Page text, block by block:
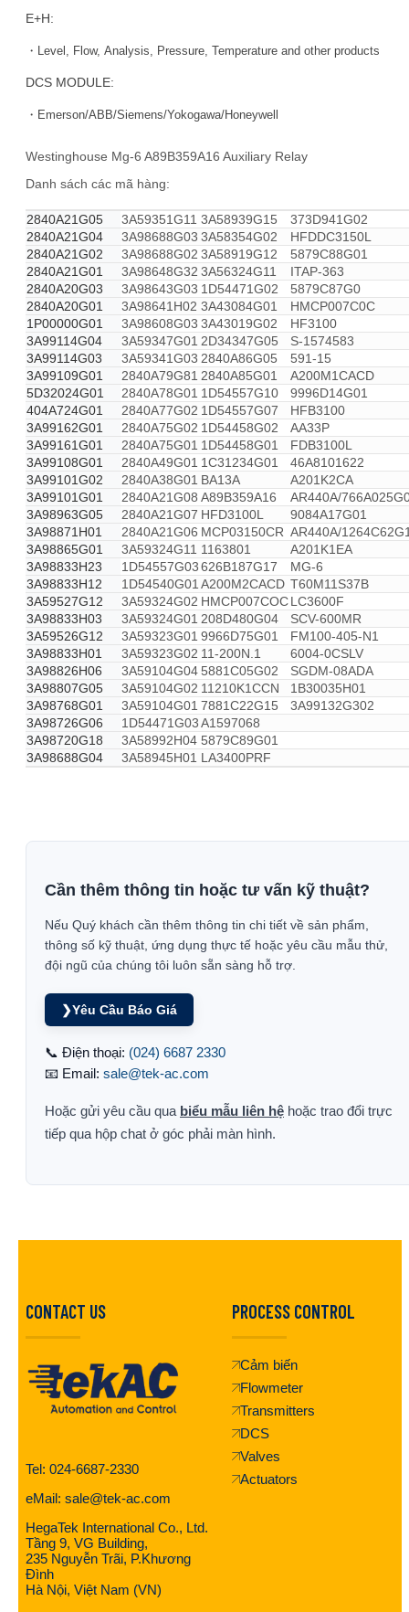
E+H:
・Level, Flow, Analysis, Pressure, Temperature and other products
DCS MODULE:
・Emerson/ABB/Siemens/Yokogawa/Honeywell
Westinghouse Mg-6 A89B359A16 Auxiliary Relay
Danh sách các mã hàng:
2840A21G05 3A59351G11 3A58939G15
373D941G02
2840A21G04
3A98688G03 3A58354G02
HFDDC3150L
2840A21G02
3A98688G02 3A58919G12
5879C88G01
2840A21G01
3A98648G32 3A56324G11
ITAP-363
2840A20G03
3A98643G03 1D54471G02
5879C87G0
2840A20G01
3A98641H02 3A43084G01
HMCP007C0C
1P00000G01
3A98608G03 3A43019G02
HF3100
3A99114G04
3A59347G01 2D34347G05
S-1574583
3A99114G03
3A59341G03 2840A86G05
591-15
3A99109G01
2840A79G81 2840A85G01
A200M1CACD
5D32024G01
2840A78G01 1D54557G10
9996D14G01
404A724G01
2840A77G02 1D54557G07
HFB3100
3A99162G01
2840A75G02 1D54458G02
AA33P
3A99161G01
2840A75G01 1D54458G01
FDB3100L
3A99108G01
2840A49G01 1C31234G01
46A8101622
3A99101G02
2840A38G01 BA13A
A201K2CA
3A99101G01
2840A21G08 A89B359A16
AR440A/
3A98963G05
2840A21G07 HFD3100L
9084A17G01
3A98871H01
2840A21G06 MCP03150CR AR440A/
3A98865G01
3A59324G11 1163801
A201K1EA
3A98833H23
1D54557G03626B187G17
MG-6
3A98833H12
1D54540G01 A200M2CACD T60M11S37B
3A59527G12
3A59324G02 HMCP007COCLC3600F
3A98833H03
3A59324G01 208D480G04
SCV-600MR
3A59526G12
3A59323G01 9966D75G01
FM100-405-N1
3A98833H01
3A59323G02 11-200N.1
6004-0CSLV
3A98826H06
3A59104G04 5881C05G02
SGDM-08ADA
3A98807G05
3A59104G02 11210K1CCN
1B30035H01
3A98768G01
3A59104G01 7881C22G15
3A99132G302
3A98726G06
1D54471G03A1597068
3A98720G18
3A58992H04 5879C89G01
3A98688G04
3A58945H01 LA3400PRF
Cần thêm thông tin hoặc tư vấn kỹ thuật?
Nếu Quý khách cần thêm thông tin chi tiết về sản phẩm,
thông số kỹ thuật, ứng dụng thực tế hoặc yêu cầu mẫu thử,
đội ngũ của chúng tôi luôn sẵn sàng hỗ trợ.
❯Yêu Cầu Báo Giá
📞 Điện thoại: (024) 6687 2330
📧 Email: sale@tek-ac.com
Hoặc gửi yêu cầu qua biểu mẫu liên hệ hoặc trao đổi trực
tiếp qua hộp chat ở góc phải màn hình.
CONTACT US
Tel: 024-6687-2330
eMail: sale@tek-ac.com
HegaTek International Co., Ltd.
Tầng 9, VG Building,
235 Nguyễn Trãi, P.Khương
Đình
Hà Nội, Việt Nam (VN)
PROCESS CONTROL
Cảm biến
Flowmeter
Transmitters
DCS
Valves
Actuators